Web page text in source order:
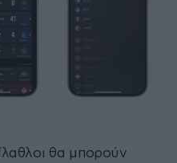
θα μπορούν